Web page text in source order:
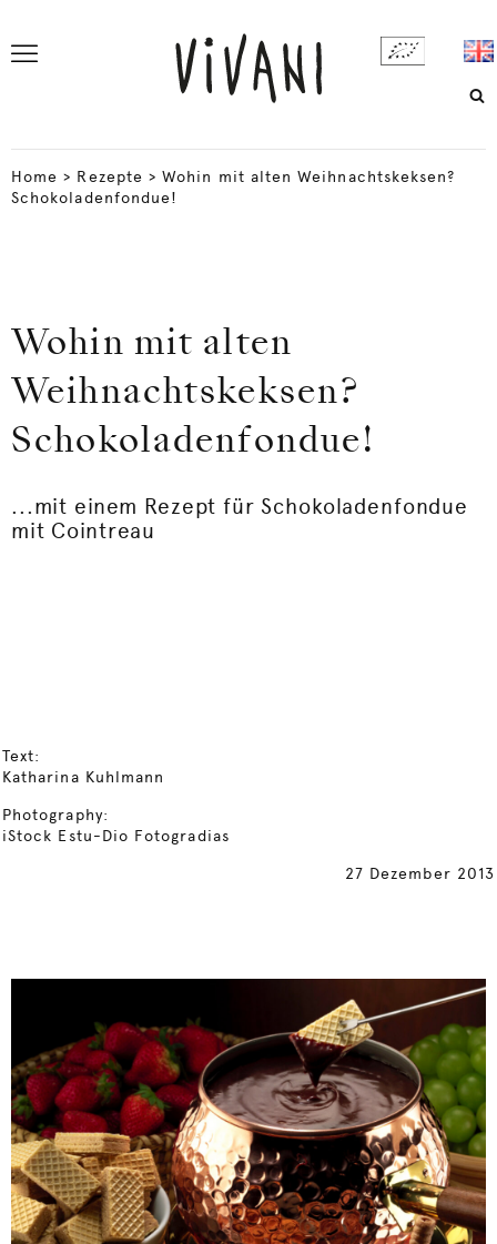
Home > Rezepte >Wohin mit alten Weihnachtskeksen?
Schokoladenfondue!
Wohin mit alten
Weihnachtskeksen?
Schokoladenfondue!
...mit einem Rezept für Schokoladenfondue
mit Cointreau
Text:
Katharina Kuhlmann
Photography:
iStock Estu-Dio Fotogradias
27 Dezember 2013